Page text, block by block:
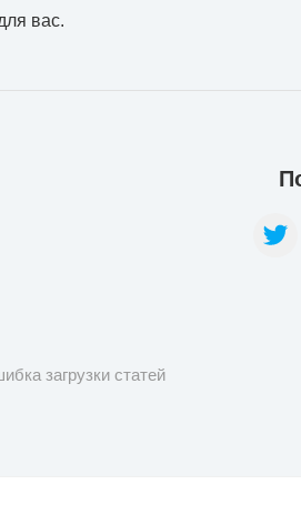
вас.
загрузки статей